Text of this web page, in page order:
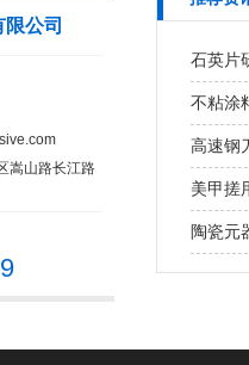
公司
嵩山路长江路
石英片
不粘涂
高速钢
美甲搓
陶瓷元